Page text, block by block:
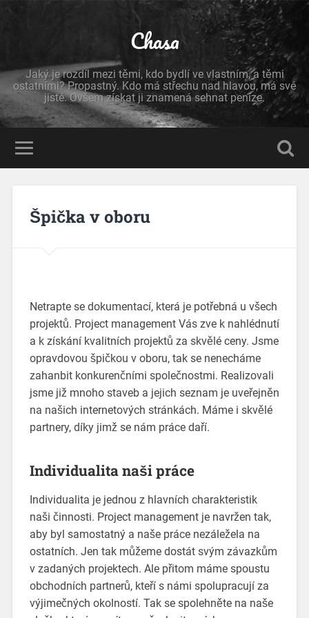
Chasa
Jaký je rozdíl mezi těmi, kdo bydlí ve vlastním, a těmi
ostatními? Propastný. Kdo má střechu nad hlavou, má své
jisté. Ovšem získat ji znamená sehnat peníze.
Špička v oboru
Netrapte se dokumentací, která je potřebná u všech
projektů. Project managementVás zve k nahlédnutí
a k získání kvalitních projektů za skvělé ceny. Jsme
opravdovou špičkou v oboru, tak se nenecháme
zahanbit konkurenčními společnostmi. Realizovali
jsme již mnoho staveb a jejich seznam je uveřejněn
na našich internetových stránkách. Máme i skvělé
partnery, díky jimž se nám práce daří.
Individualita naši práce
Individualita je jednou z hlavních charakteristik
naši činnosti. Project management je navržen tak,
aby byl samostatný a naše práce nezáležela na
ostatních. Jen tak můžeme dostát svým závazkům
v zadaných projektech. Ale přitom máme spoustu
obchodních partnerů, kteří s námi spolupracují za
výjimečných okolností. Tak se spolehněte na naše